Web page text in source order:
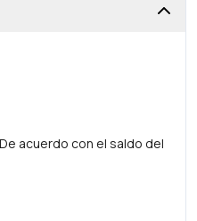
acuerdo con el saldo del